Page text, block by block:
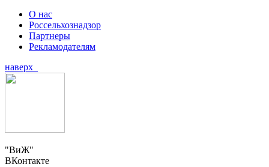
О нас
Россельхознадзор
Партнеры
Рекламодателям
наверх
"ВиЖ"
ВКонтакте